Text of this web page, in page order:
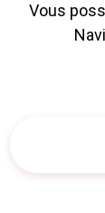
Vous